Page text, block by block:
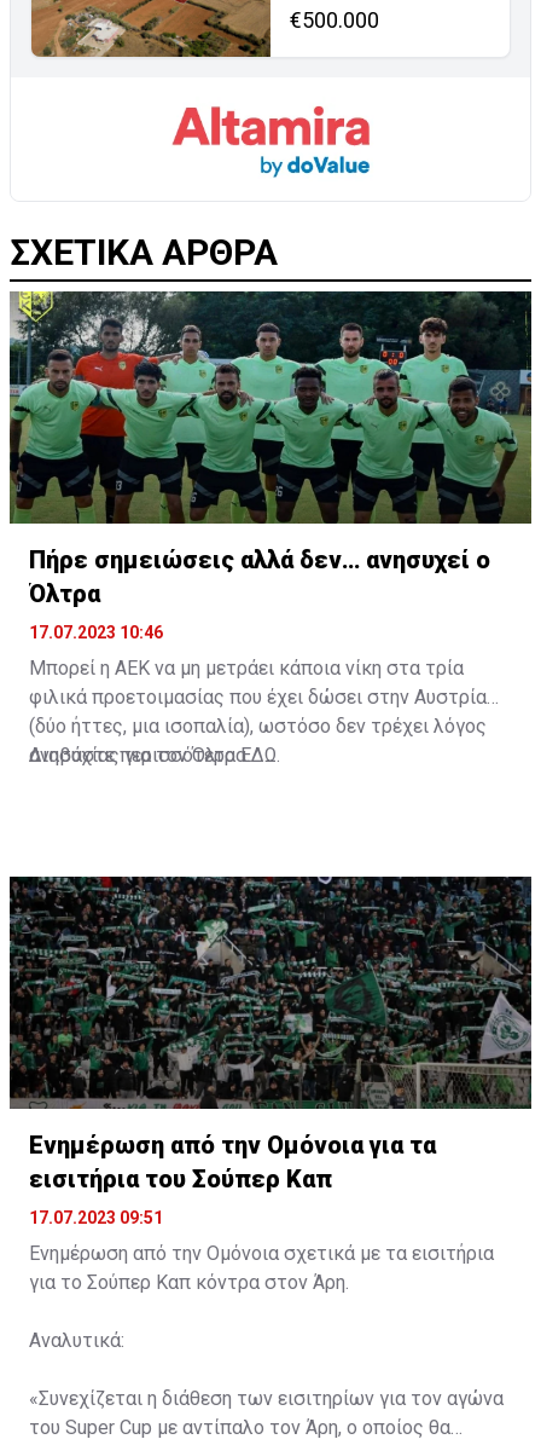
€500.000
ΣΧΕΤΙΚΑ ΑΡΘΡΑ
Πήρε σημειώσεις αλλά δεν… ανησυχεί ο
Όλτρα
17.07.2023 10:46
Μπορεί η ΑΕΚ να μη μετράει κάποια νίκη στα τρία
φιλικά προετοιμασίας που έχει δώσει στην Αυστρία
(δύο ήττες, μια ισοπαλία), ωστόσο δεν τρέχει λόγος
ανησυχίας για τον Όλτρα.
Διαβάστε περισσότεραΕΔΩ.
Ενημέρωση από την Ομόνοια για τα
εισιτήρια του Σούπερ Καπ
17.07.2023 09:51
Ενημέρωση από την Ομόνοια σχετικά με τα εισιτήρια
για το Σούπερ Καπ κόντρα στον Άρη.
Αναλυτικά:
«Συνεχίζεται η διάθεση των εισιτηρίων για τον αγώνα
του Super Cup με αντίπαλο τον Άρη, ο οποίος θα